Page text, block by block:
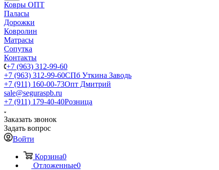
Ковры ОПТ
Паласы
Дорожки
Ковролин
Матрасы
Сопутка
Контакты
+7 (963) 312-99-60
+7 (963) 312-99-60СПб Уткина Заводь
+7 (911) 160-00-73Опт Дмитрий
sale@seguraspb.ru
+7 (911) 179-40-40Розница
Заказать звонок
Задать вопрос
Войти
Корзина0
Отложенные0